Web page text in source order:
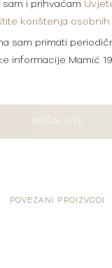
sam i prihvaćam
korištenja osobnih
sam primati
informacije Mamić
POŠALJITE
POVEZANI PROIZVODI